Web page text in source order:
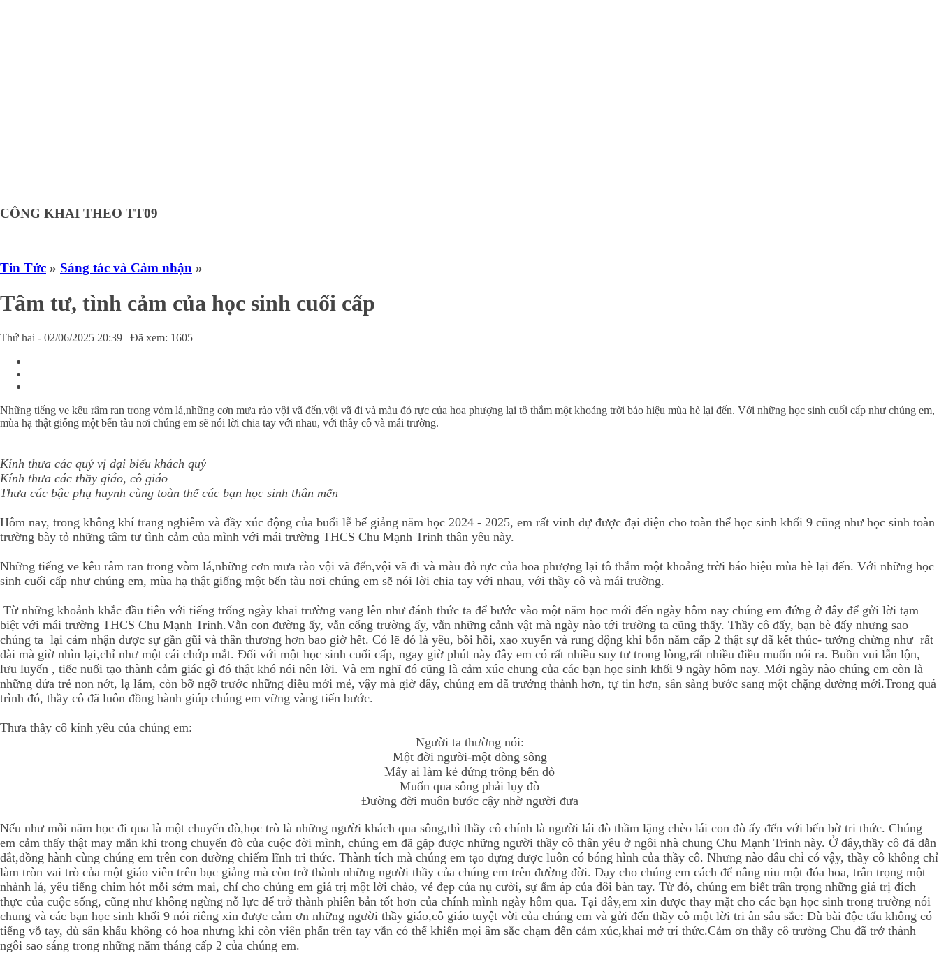
CÔNG KHAI THEO TT09
Tin Tức » Sáng tác và Cảm nhận »
Tâm tư, tình cảm của học sinh cuối cấp
Thứ hai - 02/06/2025 20:39 | Đã xem: 1605
Những tiếng ve kêu râm ran trong vòm lá,những cơn mưa rào vội vã đến,vội vã đi và màu đỏ rực của hoa phượng lại tô thắm một khoảng trời báo hiệu mùa hè lại đến. Với những học sinh cuối cấp như chúng em,
mùa hạ thật giống một bến tàu nơi chúng em sẽ nói lời chia tay với nhau, với thầy cô và mái trường.
Kính thưa các quý vị đại biểu khách quý
Kính thưa các thầy giáo, cô giáo
Thưa các bậc phụ huynh cùng toàn thể các bạn học sinh thân mến
Hôm nay, trong không khí trang nghiêm và đầy xúc động của buổi lễ bế giảng năm học 2024 - 2025, em rất vinh dự được đại diện cho toàn thể học sinh khối 9 cũng như học sinh toàn
trường bày tỏ những tâm tư tình cảm của mình với mái trường THCS Chu Mạnh Trinh thân yêu này.
Những tiếng ve kêu râm ran trong vòm lá,những cơn mưa rào vội vã đến,vội vã đi và màu đỏ rực của hoa phượng lại tô thắm một khoảng trời báo hiệu mùa hè lại đến. Với những học
sinh cuối cấp như chúng em, mùa hạ thật giống một bến tàu nơi chúng em sẽ nói lời chia tay với nhau, với thầy cô và mái trường.
Từ những khoảnh khắc đầu tiên với tiếng trống ngày khai trường vang lên như đánh thức ta để bước vào một năm học mới đến ngày hôm nay chúng em đứng ở đây để gửi lời tạm
biệt với mái trường THCS Chu Mạnh Trinh.Vẫn con đường ấy, vẫn cổng trường ấy, vẫn những cảnh vật mà ngày nào tới trường ta cũng thấy. Thầy cô đấy, bạn bè đấy nhưng sao
chúng ta lại cảm nhận được sự gần gũi và thân thương hơn bao giờ hết. Có lẽ đó là yêu, bồi hồi, xao xuyến và rung động khi bốn năm cấp 2 thật sự đã kết thúc- tưởng chừng như rất
dài mà giờ nhìn lại,chỉ như một cái chớp mắt. Đối với một học sinh cuối cấp, ngay giờ phút này đây em có rất nhiều suy tư trong lòng,rất nhiều điều muốn nói ra. Buồn vui lẫn lộn,
lưu luyến , tiếc nuối tạo thành cảm giác gì đó thật khó nói nên lời. Và em nghĩ đó cũng là cảm xúc chung của các bạn học sinh khối 9 ngày hôm nay. Mới ngày nào chúng em còn là
những đứa trẻ non nớt, lạ lẫm, còn bỡ ngỡ trước những điều mới mẻ, vậy mà giờ đây, chúng em đã trưởng thành hơn, tự tin hơn, sẵn sàng bước sang một chặng đường mới.Trong quá
trình đó, thầy cô đã luôn đồng hành giúp chúng em vững vàng tiến bước.
Thưa thầy cô kính yêu của chúng em:
Người ta thường nói:
Một đời người-một dòng sông
Mấy ai làm kẻ đứng trông bến đò
Muốn qua sông phải lụy đò
Đường đời muôn bước cậy nhờ người đưa
Nếu như mỗi năm học đi qua là một chuyến đò,học trò là những người khách qua sông,thì thầy cô chính là người lái đò thầm lặng chèo lái con đò ấy đến với bến bờ tri thức. Chúng
em cảm thấy thật may mắn khi trong chuyến đò của cuộc đời mình, chúng em đã gặp được những người thầy cô thân yêu ở ngôi nhà chung Chu Mạnh Trinh này. Ở đây,thầy cô đã dẫn
dắt,đồng hành cùng chúng em trên con đường chiếm lĩnh tri thức. Thành tích mà chúng em tạo dựng được luôn có bóng hình của thầy cô. Nhưng nào đâu chỉ có vậy, thầy cô không chỉ
làm tròn vai trò của một giáo viên trên bục giảng mà còn trở thành những người thầy của chúng em trên đường đời. Dạy cho chúng em cách để nâng niu một đóa hoa, trân trọng một
nhành lá, yêu tiếng chim hót mỗi sớm mai, chỉ cho chúng em giá trị một lời chào, vẻ đẹp của nụ cười, sự ấm áp của đôi bàn tay. Từ đó, chúng em biết trân trọng những giá trị đích
thực của cuộc sống, cũng như không ngừng nỗ lực để trở thành phiên bản tốt hơn của chính mình ngày hôm qua. Tại đây,em xin được thay mặt cho các bạn học sinh trong trường nói
chung và các bạn học sinh khối 9 nói riêng xin được cảm ơn những người thầy giáo,cô giáo tuyệt vời của chúng em và gửi đến thầy cô một lời tri ân sâu sắc: Dù bài độc tấu không có
tiếng vỗ tay, dù sân khấu không có hoa nhưng khi còn viên phấn trên tay vẫn có thể khiến mọi âm sắc chạm đến cảm xúc,khai mở trí thức.Cảm ơn thầy cô trường Chu đã trở thành
ngôi sao sáng trong những năm tháng cấp 2 của chúng em.